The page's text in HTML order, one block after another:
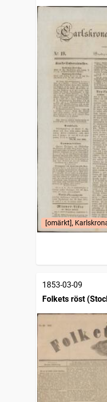
[omärkt],
1853-03-09
Folkets röst